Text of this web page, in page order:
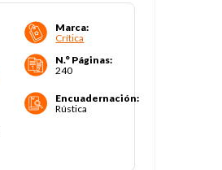
Marca:
Crítica
N.° Páginas:
240
Encuadernación:
Rústica